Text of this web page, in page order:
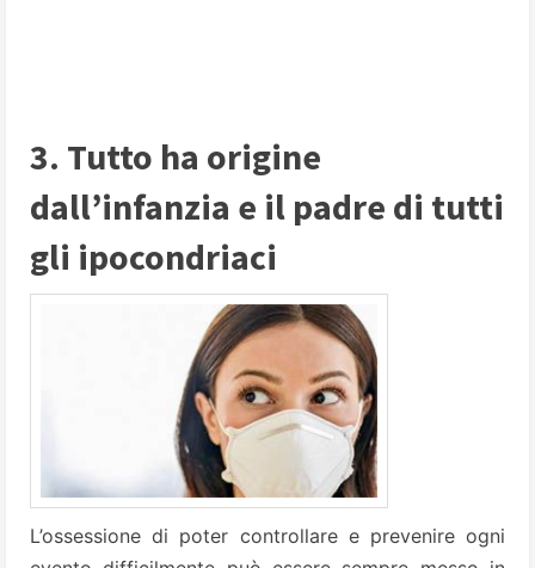
3. Tutto ha origine
dall’infanzia e il padre di tutti
gli ipocondriaci
L’ossessione di poter controllare e prevenire ogni